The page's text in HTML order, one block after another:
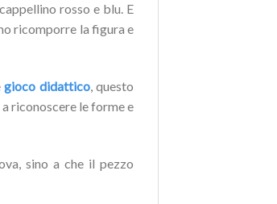
rosso e blu. E
ricomporre la figura e
gioco didattico, questo
riconoscere le forme e
sino a che il pezzo